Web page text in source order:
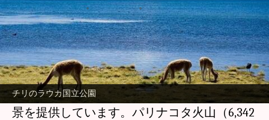
チリのラウカ国立公園
著者 Keito Komeda Jul 08, 2026 09:18 am
どんな話なの
チリ北部のアンデス高地に位置するラウカ国
立公園は、標高3,200メートルから6,342メー
トルまで広がり、壮大な火山群が支配する風
景を提供しています。パリナコタ火山（6,342